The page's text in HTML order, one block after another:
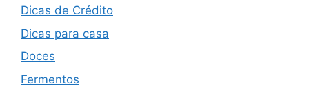
Dicas de Crédito
Dicas para casa
Doces
Fermentos